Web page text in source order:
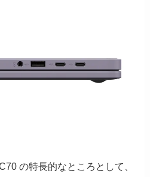
の特長的なところとして、